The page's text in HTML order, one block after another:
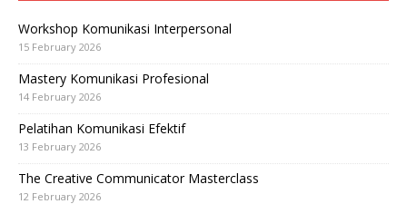
Workshop Komunikasi Interpersonal
15 February 2026
Mastery Komunikasi Profesional
14 February 2026
Pelatihan Komunikasi Efektif
13 February 2026
The Creative Communicator Masterclass
12 February 2026